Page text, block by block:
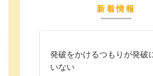
新着情報
発破をかけるつもりが発破
いない